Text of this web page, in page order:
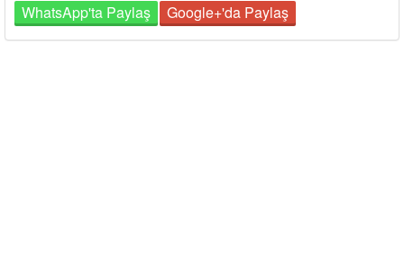
WhatsApp'ta Paylaş
Google+'da Paylaş